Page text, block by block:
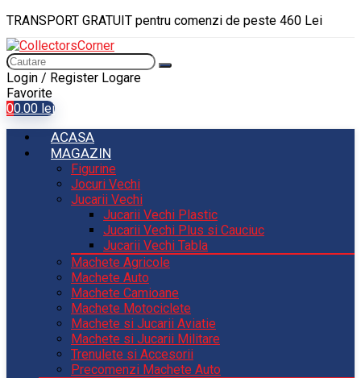
TRANSPORT GRATUIT pentru comenzi de peste 460 Lei
Login / Register Logare
Favorite
00.00 lei
ACASA
MAGAZIN
Figurine
Jocuri Vechi
Jucarii Vechi
Jucarii Vechi Plastic
Jucarii Vechi Plus si Cauciuc
Jucarii Vechi Tabla
Machete Agricole
Machete Auto
Machete Camioane
Machete Motociclete
Machete si Jucarii Aviatie
Machete si Jucarii Militare
Trenulete si Accesorii
Precomenzi Machete Auto